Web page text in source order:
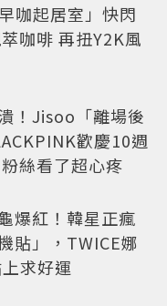
咖起居室」快閃
咖啡 再扭Y2K風
！Jisoo「離場後
歡慶10週
絲看了超心疼
爆紅！韓星正瘋
貼」，TWICE娜
求好運